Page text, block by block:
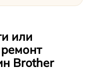
или
Brother